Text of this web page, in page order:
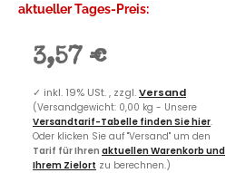
aktueller Tages-Preis:
3,57 €
✓ inkl. 19% USt. , zzgl.Versand
(Versandgewicht: 0,00 kg - Unsere
Versandtarif-Tabelle finden Sie hier.
Oder klicken Sie auf "Versand" um den
Tarif für Ihren aktuellen Warenkorb und
Ihrem Zielort zu berechnen.)